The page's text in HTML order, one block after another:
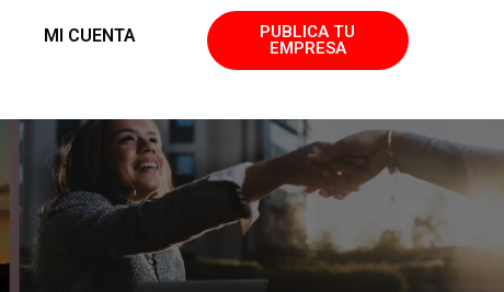
MI CUENTA
PUBLICA TU
EMPRESA